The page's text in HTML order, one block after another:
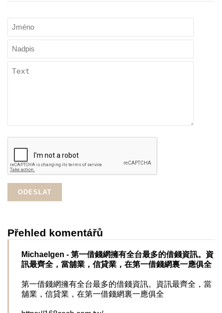
Přehled komentářů
Michaelgen - 第一借錢網擁有全台最多的借錢資訊。資
訊最齊全，當舖業，信貸業，在第一借錢網裏一應俱全
第一借錢網擁有全台最多的借錢資訊。資訊最齊全，當
舖業，信貸業，在第一借錢網裏一應俱全